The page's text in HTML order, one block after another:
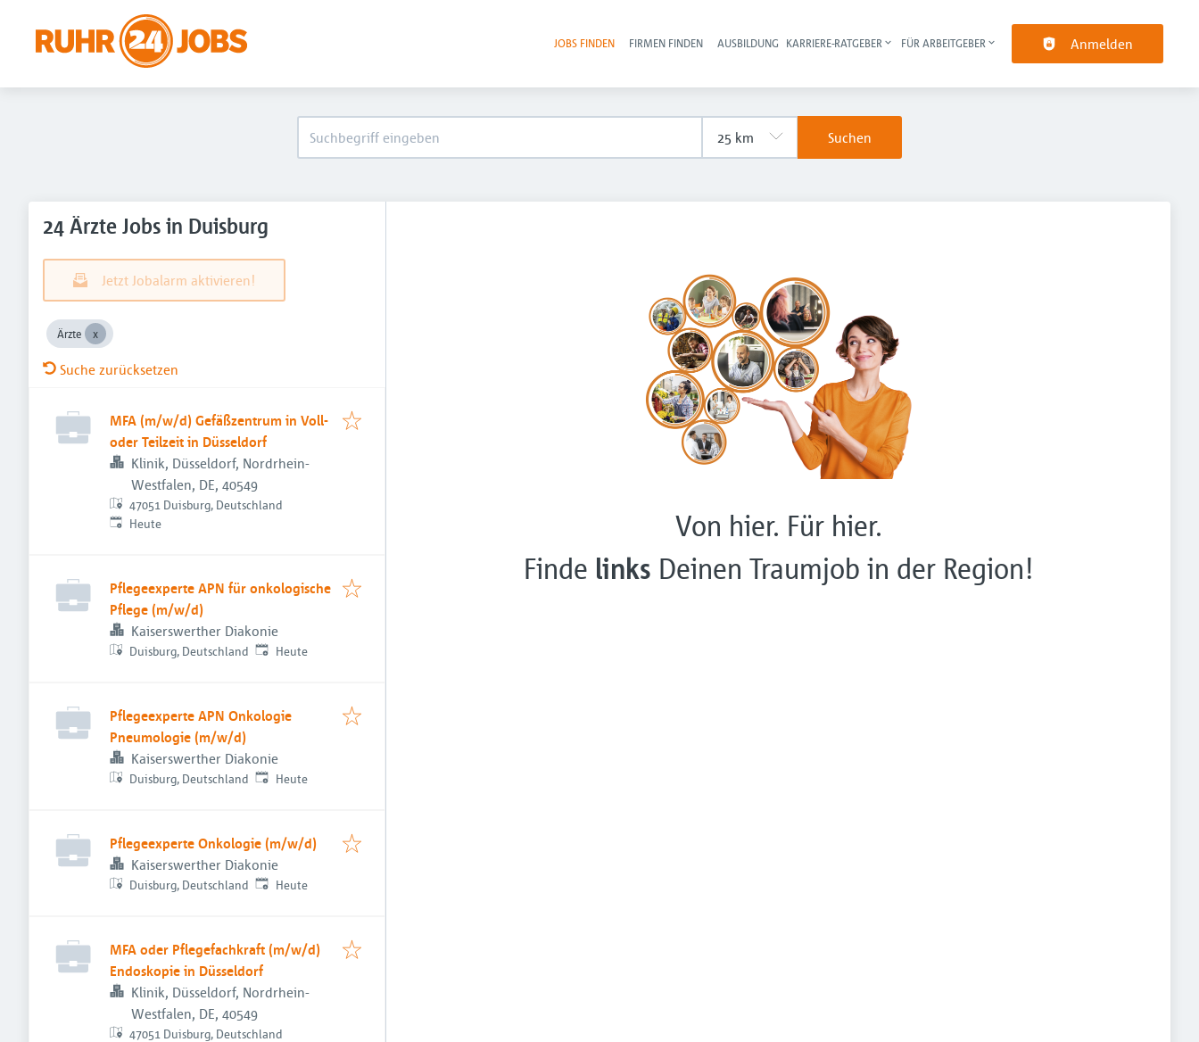
Haupt-Navigation
JOBS FINDEN FIRMEN FINDEN AUSBILDUNG KARRIERE-RATGEBER FÜR ARBEITGEBER Anmelden
Suchen
24 Ärzte Jobs in Duisburg
Jetzt Jobalarm aktivieren!
Ärzte
Suche zurücksetzen
MFA (m/w/d) Gefäßzentrum in Voll-
oder Teilzeit in Düsseldorf
Klinik, Düsseldorf, Nordrhein-
Westfalen, DE, 40549
47051 Duisburg, Deutschland
Veröffentlicht
Heute
Pflegeexperte APN für onkologische
Pflege (m/w/d)
Kaiserswerther Diakonie
Duisburg, Deutschland Veröffentlicht
Heute
Pflegeexperte APN Onkologie
Pneumologie (m/w/d)
Kaiserswerther Diakonie
Duisburg, Deutschland Veröffentlicht
Heute
Pflegeexperte Onkologie (m/w/d)
Kaiserswerther Diakonie
Duisburg, Deutschland Veröffentlicht
Heute
MFA oder Pflegefachkraft (m/w/d)
Endoskopie in Düsseldorf
Klinik, Düsseldorf, Nordrhein-
Westfalen, DE, 40549
47051 Duisburg, Deutschland
Von hier. Für hier.
Finde links Deinen Traumjob in der Region!